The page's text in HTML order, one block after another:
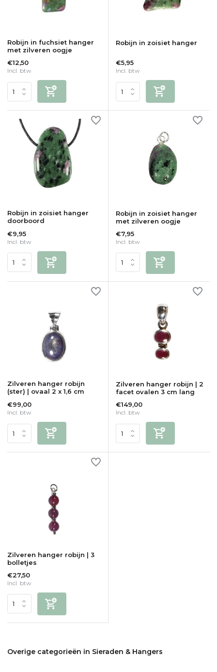
Robijn in fuchsiet hanger
met zilveren oogje
€12,50
Incl. btw
Robijn in zoisiet hanger
€5,95
Incl. btw
Robijn in zoisiet hanger
doorboord
€9,95
Incl. btw
Robijn in zoisiet hanger
met zilveren oogje
€7,95
Incl. btw
Zilveren hanger robijn
(ster) | ovaal 2 x 1,6 cm
€99,00
Incl. btw
Zilveren hanger robijn | 2
facet ovalen 3 cm lang
€149,00
Incl. btw
Zilveren hanger robijn | 3
bolletjes
€27,50
Incl. btw
Overige categorieën in Sieraden & Hangers